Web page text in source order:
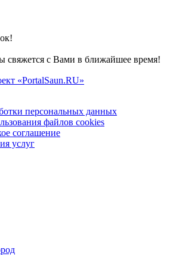
свяжется с Вами в ближайшее время!
«PortalSaun.RU»
персональных данных
файлов cookies
соглашение
услуг